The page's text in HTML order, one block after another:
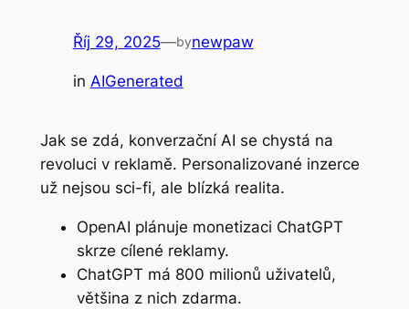
Říj 29, 2025—bynewpaw
in AIGenerated
Jak se zdá, konverzační AI se chystá na
revoluci v reklamě. Personalizované inzerce
už nejsou sci-fi, ale blízká realita.
OpenAI plánuje monetizaci ChatGPT
skrze cílené reklamy.
ChatGPT má 800 milionů uživatelů,
většina z nich zdarma.